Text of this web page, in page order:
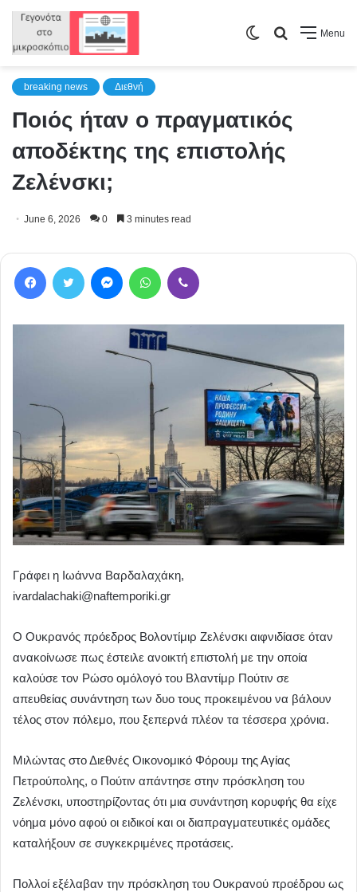
Menu
Search
Switch
breaking news Διεθνή
Ποιός ήταν ο πραγματικός
αποδέκτης της επιστολής
Ζελένσκι;
June 6, 2026 0 3 minutes read
Γράφει η Ιωάννα Βαρδαλαχάκη,
ivardalachaki@naftemporiki.gr
Ο Ουκρανός πρόεδρος Βολοντίμιρ Ζελένσκι αιφνιδίασε όταν
ανακοίνωσε πως έστειλε ανοικτή επιστολή με την οποία
καλούσε τον Ρώσο ομόλογό του Βλαντίμρ Πούτιν σε
απευθείας συνάντηση των δυο τους προκειμένου να βάλουν
τέλος στον πόλεμο, που ξεπερνά πλέον τα τέσσερα χρόνια.
Μιλώντας στο Διεθνές Οικονομικό Φόρουμ της Αγίας
Πετρούπολης, ο Πούτιν απάντησε στην πρόσκληση του
Ζελένσκι, υποστηρίζοντας ότι μια συνάντηση κορυφής θα είχε
νόημα μόνο αφού οι ειδικοί και οι διαπραγματευτικές ομάδες
καταλήξουν σε συγκεκριμένες προτάσεις.
Πολλοί εξέλαβαν την πρόσκληση του Ουκρανού προέδρου ως